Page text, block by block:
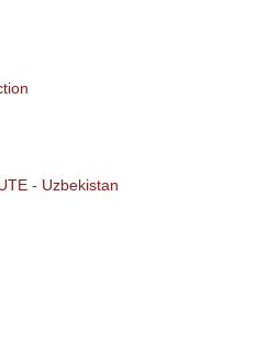
- Uzbekistan